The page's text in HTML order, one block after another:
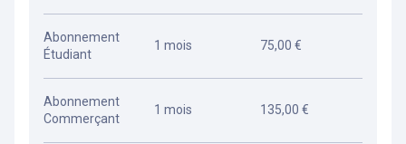
Abonnement
Étudiant
1 mois 75,00 €
Abonnement
Commerçant
1 mois 135,00 €